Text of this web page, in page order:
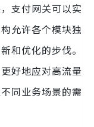
支付网关可以实
允许各个模块独
和优化的步伐。
好地应对高流量
同业务场景的需